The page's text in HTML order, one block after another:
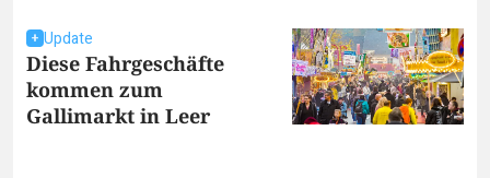
Update
Diese Fahrgeschäfte
kommen zum
Gallimarkt in Leer